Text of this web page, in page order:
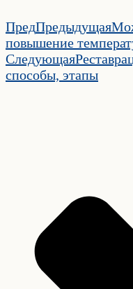
ПредПредыдущая
повышение
Следующая
способы, этапы